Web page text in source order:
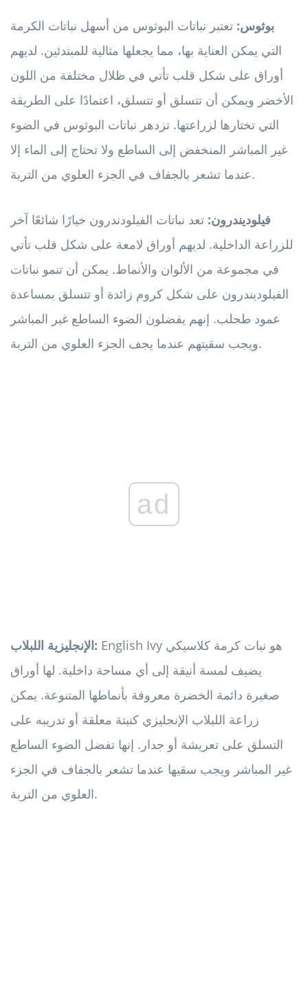
بوثوس: تعتبر نباتات البوثوس من أسهل نباتات الكرمة
التي يمكن العناية بها، مما يجعلها مثالية للمبتدئين. لديهم
أوراق على شكل قلب تأتي في ظلال مختلفة من اللون
الأخضر ويمكن أن تتسلق أو تتسلق، اعتمادًا على الطريقة
التي تختارها لزراعتها. تزدهر نباتات البوثوس في الضوء
غير المباشر المنخفض إلى الساطع ولا تحتاج إلى الماء إلا
عندما تشعر بالجفاف في الجزء العلوي من التربة.
فيلوديندرون: تعد نباتات الفيلودندرون خيارًا شائعًا آخر
للزراعة الداخلية. لديهم أوراق لامعة على شكل قلب تأتي
في مجموعة من الألوان والأنماط. يمكن أن تنمو نباتات
الفيلوديندرون على شكل كروم زائدة أو تتسلق بمساعدة
عمود طحلب. إنهم يفضلون الضوء الساطع غير المباشر
ويجب سقيتهم عندما يجف الجزء العلوي من التربة.
ad
الإنجليزية اللبلاب: English Ivy هو نبات كرمة كلاسيكي
يضيف لمسة أنيقة إلى أي مساحة داخلية. لها أوراق
صغيرة دائمة الخضرة معروفة بأنماطها المتنوعة. يمكن
زراعة اللبلاب الإنجليزي كنبتة معلقة أو تدريبه على
التسلق على تعريشة أو جدار. إنها تفضل الضوء الساطع
غير المباشر ويجب سقيها عندما تشعر بالجفاف في الجزء
العلوي من التربة.